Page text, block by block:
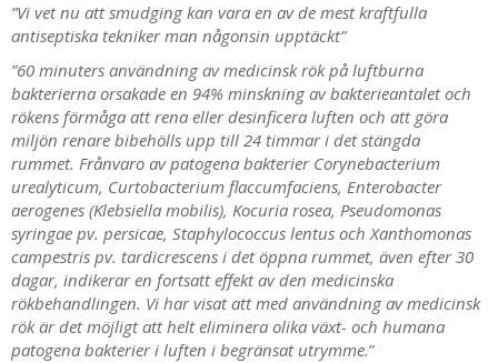
”Vi vet nu att smudging kan vara en av de mest kraftfulla
antiseptiska tekniker man någonsin upptäckt”
”60 minuters användning av medicinsk rökpå luftburna
bakterierna orsakade en 94% minskning av bakterieantalet och
rökens förmåga att rena eller desinficera luften och att göra
miljön renare bibehölls upp till 24 timmar i det stängda
rummet. Frånvaro av patogena bakterier Corynebacterium
urealyticum, Curtobacterium flaccumfaciens, Enterobacter
aerogenes (Klebsiella mobilis), Kocuria rosea, Pseudomonas
syringae pv. persicae, Staphylococcus lentus och Xanthomonas
campestris pv. tardicrescens i det öppna rummet, även efter 30
dagar, indikerar en fortsatt effekt av den medicinska
rökbehandlingen. Vi har visat att med användning av medicinsk
rök är det möjligt att helt eliminera olika växt- och humana
patogena bakterier i luften i begränsat utrymme.”